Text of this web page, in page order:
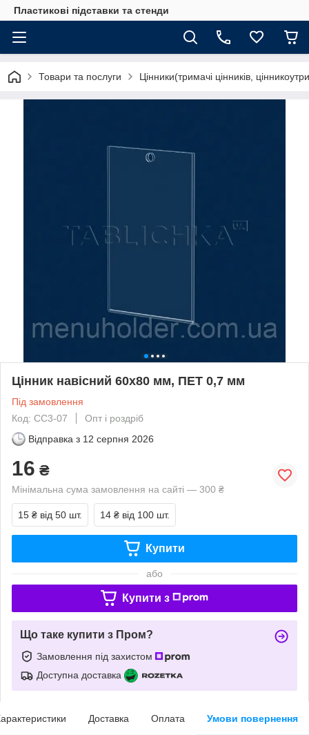
Пластикові підставки та стенди
Товари та послуги Цінники(тримачі цінників,
Цінник навісний 60х80 мм, ПЕТ 0,7 мм
Під замовлення
Код: СС3-07
Опт і роздріб
Відправка з 12 серпня 2026
16 ₴
Мінімальна сума замовлення на сайті — 300 ₴
15 ₴ від 50 шт. 14 ₴ від 100 шт.
Купити
або
Купити з
Що таке купити з Пром?
Замовлення під захистом
Доступна доставка
Доставка Оплата Умови повернення